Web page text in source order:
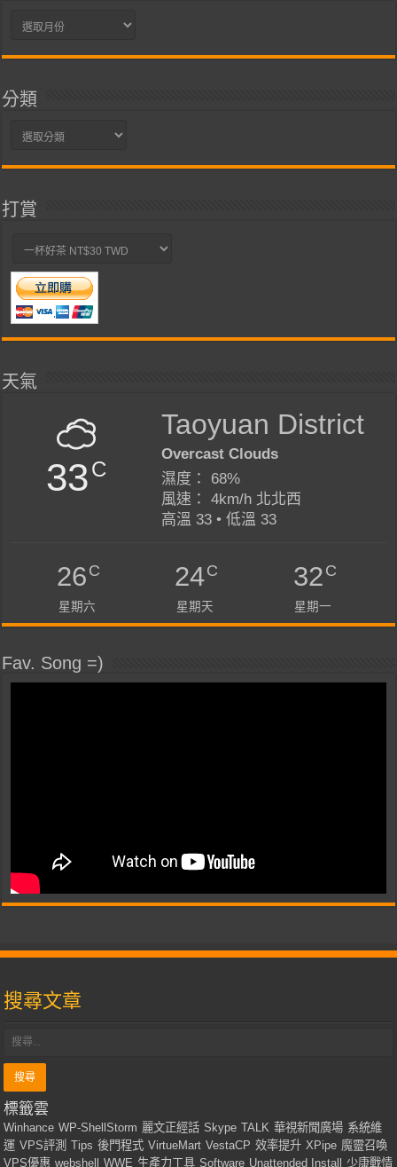
彙
分類
分
打賞
天氣
33C
Taoyuan District
Overcast Clouds
濕度： 68%
風速： 4km/h 北北西
高溫 33 • 低溫 33
26C
星期六
24C
星期天
32C
星期一
Fav. Song =)
搜尋文章
標籤雲
Winhance WP-ShellStorm 麗文正經話 Skype TALK 華視新聞廣場 系統維
運 VPS評測 Tips 後門程式 VirtueMart VestaCP 效率提升 XPipe 魔靈召喚
VPS優惠 webshell WWE 生產力工具 Software Unattended Install 少康戰情